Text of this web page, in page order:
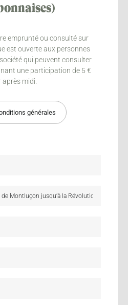
emprunté ou consulté sur
est ouverte aux personnes
qui peuvent consulter
une participation de 5 €
après midi.
générales